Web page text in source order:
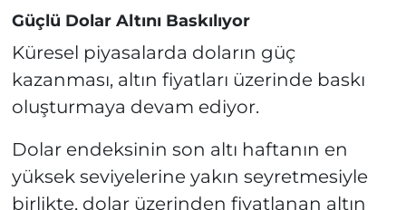
Güçlü Dolar Altını Baskılıyor
Küresel piyasalarda doların güç
kazanması, altın fiyatları üzerinde baskı
oluşturmaya devam ediyor.
Dolar endeksinin son altı haftanın en
yüksek seviyelerine yakın seyretmesiyle
birlikte, dolar üzerinden fiyatlanan altın